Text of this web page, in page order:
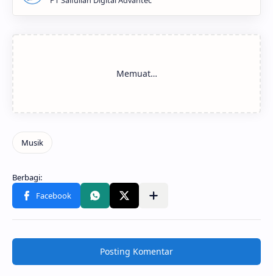
Posting Komentar